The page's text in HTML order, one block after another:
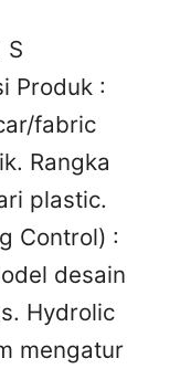
S
Produk :
fabric
Rangka
plastic.
Control) :
desain
Hydrolic
mengatur